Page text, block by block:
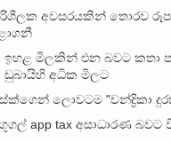
අවසරයකින් තොරව
ඉහළ මිලකින් එන බවට කතා
ඩුබායිහි අධික මිලට
ලොවටම "චන්ද්‍රිකා
app tax අසාධාරණ බවට